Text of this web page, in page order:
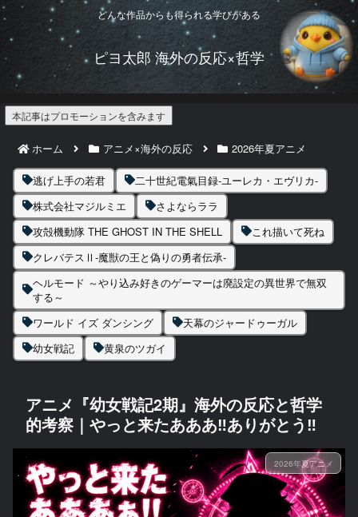
どんな作品からも得られる学びがある
ピヨ太郎 海外の反応×哲学
本記事はプロモーションを含みます
ホーム アニメ×海外の反応 2026年夏アニメ
逃げ上手の若君
二十世紀電氣目録-ユーレカ・エヴリカ-
株式会社マジルミエ
さよならララ
攻殻機動隊 THE GHOST IN THE SHELL
これ描いて死ね
クレバテスⅡ-魔獣の王と偽りの勇者伝承-
ヘルモード ～やり込み好きのゲーマーは廃設定の異世界で無双
する～
ワールド イズ ダンシング
天幕のジャードゥーガル
幼女戦記
黄泉のツガイ
アニメ『幼女戦記2期』海外の反応と哲学
的考察｜やっと来たあああ‼ありがとう‼
2026年夏アニメ